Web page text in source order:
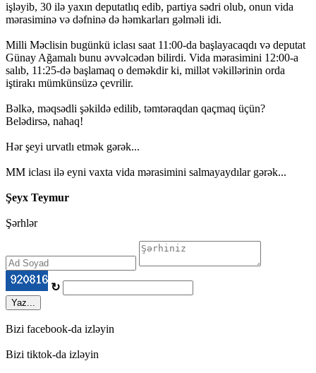
işləyib, 30 ilə yaxın deputatlıq edib, partiya sədri olub, onun vida
mərasiminə və dəfninə də həmkarları gəlməli idi.
Milli Məclisin bugünkü iclası saat 11:00-da başlayacaqdı və deputat
Günay Ağamalı bunu əvvəlcədən bilirdi. Vida mərasimini 12:00-a
salıb, 11:25-də başlamaq o deməkdir ki, millət vəkillərinin orda
iştirakı mümkünsüzə çevrilir.
Bəlkə, məqsədli şəkildə edilib, təmtəraqdan qaçmaq üçün?
Belədirsə, nahaq!
Hər şeyi urvatlı etmək gərək...
MM iclası ilə eyni vaxta vida mərasimini salmayaydılar gərək...
Şeyx Teymur
Şərhlər
↻
Yaz...
Bizi facebook-da izləyin
Bizi tiktok-da izləyin